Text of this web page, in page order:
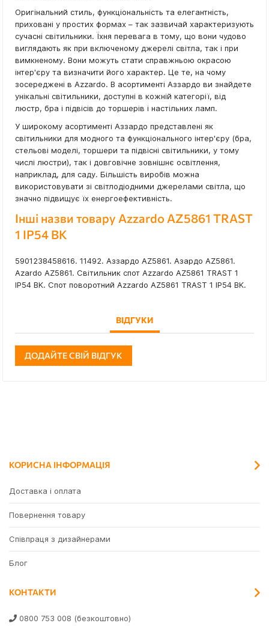
Оригінальний стиль, функціональність та елегантність,
приховані у простих формах – так зазвичай характеризують
сучасні світильники. Їхня перевага в тому, що вони чудово
виглядають як при включеному джерелі світла, так і при
вимкненому. Вони можуть стати справжньою окрасою
інтер'єру та визначити його характер. Це те, на чому
зосереджені в Azzardo. В асортименті Аззардо ви знайдете
унікальні світильники, доступні в кожній категорії, від
люстр, бра і підвісів до торшерів і настільних ламп.
У широкому асортименті Аззардо представлені як
світильники для модного та функціонального інтер'єру (бра,
стельові моделі, торшери та підвісні світильники, у тому
числі люстри), так і довговічне зовнішнє освітлення,
наприклад, для саду. Більшість виробів можна
використовувати зі світлодіодними джерелами світла, що
значно підвищує їх енергоефективність.
Інші назви товару Azzardo AZ5861 TRAST
1 IP54 BK
5901238458616. 11492. Аззардо AZ5861. Азардо AZ5861.
Azardo AZ5861. Світильник спот Azzardo AZ5861 TRAST 1
IP54 BK. Спот поворотний Azzardo AZ5861 TRAST 1 IP54 BK.
ВІДГУКИ
ДОДАЙТЕ СВІЙ ВІДГУК
КОРИСНА ІНФОРМАЦІЯ
Доставка і оплата
Повернення товару
Співпраця з дизайнерами
Блог
КОНТАКТИ
0800 753 008 (безкоштовно)